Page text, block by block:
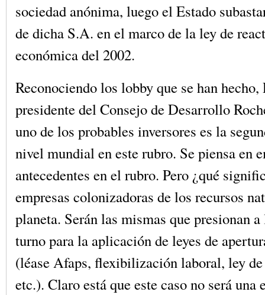
sociedad anónima, luego el Estado
de dicha S.A. en el marco de la ley de
económica del 2002.
Reconociendo los lobby que se han hecho,
presidente del Consejo de Desarrollo
uno de los probables inversores es la
nivel mundial en este rubro. Se piensa en
antecedentes en el rubro. Pero ¿qué
empresas colonizadoras de los recursos
planeta. Serán las mismas que presionan
turno para la aplicación de leyes de
(léase Afaps, flexibilización laboral, ley
etc.). Claro está que este caso no será una